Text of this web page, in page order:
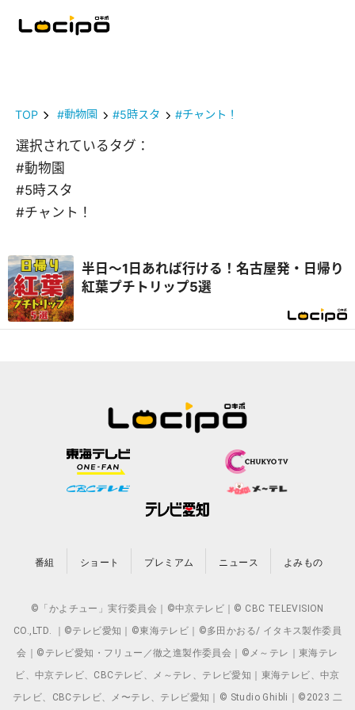
TOP #動物園 #5時スタ #チャント！
選択されているタグ：
#動物園
#5時スタ
#チャント！
半日～1日あれば行ける！名古屋発・日帰り
紅葉プチトリップ5選
番組 ショート プレミアム ニュース よみもの
©「かよチュー」実行委員会｜©中京テレビ｜© CBC TELEVISION
CO.,LTD. ｜©テレビ愛知｜©東海テレビ｜©多田かおる/ イタキス製作委員
会｜©テレビ愛知・フリュー／徹之進製作委員会｜©メ～テレ｜東海テレ
ビ、中京テレビ、CBCテレビ、メ～テレ、テレビ愛知｜東海テレビ、中京
テレビ、CBCテレビ、メ〜テレ、テレビ愛知｜© Studio Ghibli｜©2023 二